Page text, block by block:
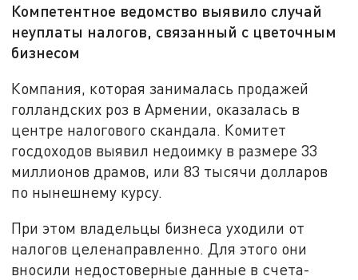
Компетентное ведомство выявило случай
неуплаты налогов, связанный с цветочным
бизнесом
Компания, которая занималась продажей
голландских роз в Армении, оказалась в
центре налогового скандала. Комитет
госдоходов выявил недоимку в размере 33
миллионов драмов, или 83 тысячи долларов
по нынешнему курсу.
При этом владельцы бизнеса уходили от
налогов целенаправленно. Для этого они
вносили недостоверные данные в счета-